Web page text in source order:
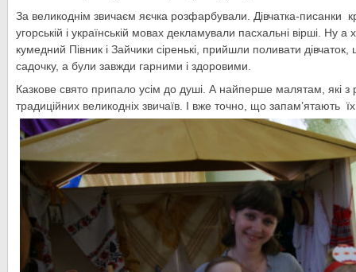
За великоднім звичаєм яєчка розфарбували. Дівчатка-писанки
угорській і українській мовах декламували пасхальні вірші. Ну
кумедний Півник і Зайчики сіренькі, прийшли поливати дівчаток,
садочку, а були завжди гарними і здоровими.
Казкове свято припало усім до душі. А найперше малятам, які з
традиційних великодніх звичаїв. І вже точно, що запам’ятають